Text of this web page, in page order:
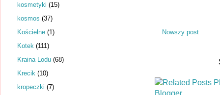
Nowszy post
kosmetyki (15)
kosmos (37)
Kościelne (1)
Kotek (111)
Kraina Lodu (68)
Krecik (10)
kropeczki (7)